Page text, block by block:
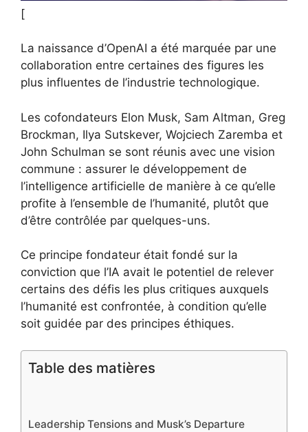
[
La naissance d’OpenAI a été marquée par une
collaboration entre certaines des figures les
plus influentes de l’industrie technologique.
Les cofondateurs Elon Musk, Sam Altman, Greg
Brockman, Ilya Sutskever, Wojciech Zaremba et
John Schulman se sont réunis avec une vision
commune : assurer le développement de
l’intelligence artificielle de manière à ce qu’elle
profite à l’ensemble de l’humanité, plutôt que
d’être contrôlée par quelques-uns.
Ce principe fondateur était fondé sur la
conviction que l’IA avait le potentiel de relever
certains des défis les plus critiques auxquels
l’humanité est confrontée, à condition qu’elle
soit guidée par des principes éthiques.
Table des matières
Leadership Tensions and Musk’s Departure